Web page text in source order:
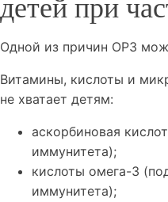
детей при
Одной из причин ОРЗ
Витамины, кислоты и
не хватает детям:
аскорбиновая
иммунитета);
кислоты омега-3
иммунитета);